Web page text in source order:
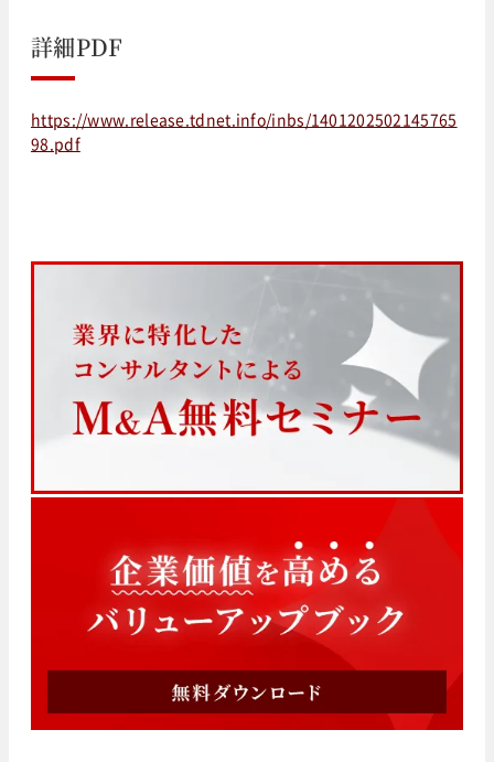
詳細PDF
https://www.release.tdnet.info/inbs/1401202502145765
98.pdf